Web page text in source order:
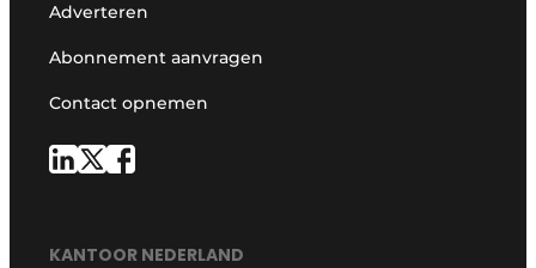
Adverteren
Abonnement aanvragen
Contact opnemen
KANTOOR NEDERLAND